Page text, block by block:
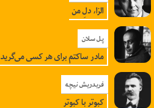
الزا، دلِ من
پل سلان
مادر ساکتم برای هر کسی می‌گرید
فریدریش نیچه
کبوتر با کبوتر